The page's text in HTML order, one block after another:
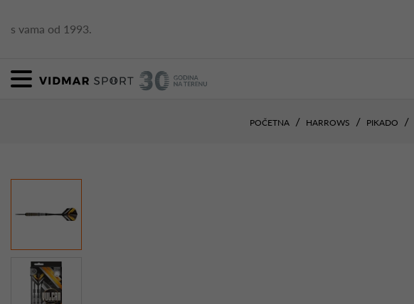
s vama od 1993.
POČETNA HARROWS PIKADO